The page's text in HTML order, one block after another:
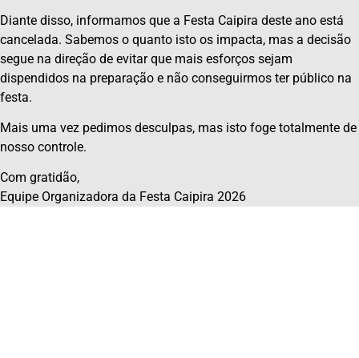
Diante disso, informamos que a Festa Caipira deste ano está
cancelada. Sabemos o quanto isto os impacta, mas a decisão
segue na direção de evitar que mais esforços sejam
dispendidos na preparação e não conseguirmos ter público na
festa.
Mais uma vez pedimos desculpas, mas isto foge totalmente de
nosso controle.
Com gratidão,
Equipe Organizadora da Festa Caipira 2026